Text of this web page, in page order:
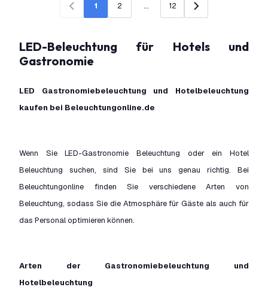
Zurück1 2 ... 12 Weiter
LED-Beleuchtung für Hotels und
Gastronomie
LED Gastronomiebeleuchtung und Hotelbeleuchtung
kaufen bei Beleuchtungonline.de
Wenn Sie LED-Gastronomie Beleuchtung oder ein Hotel
Beleuchtung suchen, sind Sie bei uns genau richtig. Bei
Beleuchtungonline finden Sie verschiedene Arten von
Beleuchtung, sodass Sie die Atmosphäre für Gäste als auch für
das Personal optimieren können.
Arten der Gastronomiebeleuchtung und
Hotelbeleuchtung